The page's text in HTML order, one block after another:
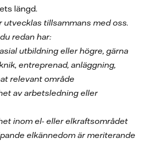
längd.
utvecklas tillsammans med oss.
redan har:
utbildning eller högre, gärna
entreprenad, anläggning,
relevant område
av arbetsledning eller
inom el- eller elkraftsområdet
elkännedom är meriterande